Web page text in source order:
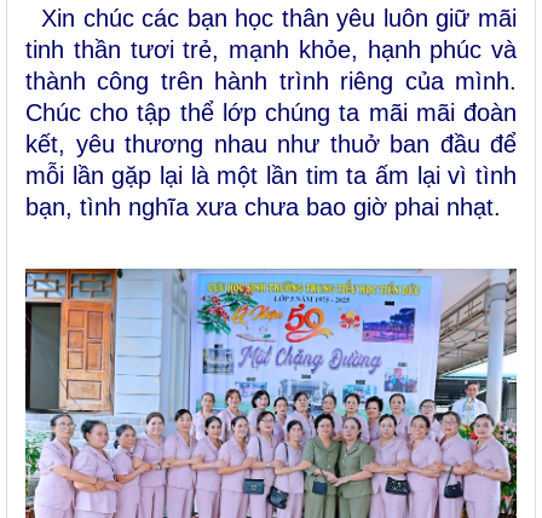
Xin chúc các bạn học thân yêu luôn giữ mãi
tinh thần tươi trẻ, mạnh khỏe, hạnh phúc và
thành công trên hành trình riêng của mình.
Chúc cho tập thể lớp chúng ta mãi mãi đoàn
kết, yêu thương nhau như thuở ban đầu để
mỗi lần gặp lại là một lần tim ta ấm lại vì tình
bạn, tình nghĩa xưa chưa bao giờ phai nhạt.